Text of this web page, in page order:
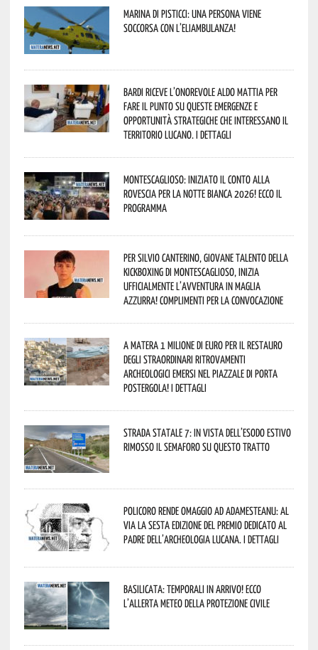
Marina di Pisticci: una persona viene
soccorsa con l’eliambulanza!
Bardi riceve l’onorevole Aldo Mattia per
fare il punto su queste emergenze e
opportunità strategiche che interessano il
territorio lucano. I dettagli
Montescaglioso: iniziato il conto alla
rovescia per la Notte Bianca 2026! Ecco il
programma
Per Silvio Canterino, giovane talento della
kickboxing di Montescaglioso, inizia
ufficialmente l’avventura in maglia
azzurra! Complimenti per la convocazione
A Matera 1 milione di euro per il restauro
degli straordinari ritrovamenti
archeologici emersi nel piazzale di Porta
Postergola! I dettagli
Strada statale 7: in vista dell’esodo estivo
rimosso il semaforo su questo tratto
Policoro rende omaggio ad Adamesteanu: al
via la sesta edizione del Premio dedicato al
padre dell’archeologia lucana. I dettagli
Basilicata: temporali in arrivo! Ecco
l’allerta meteo della Protezione civile